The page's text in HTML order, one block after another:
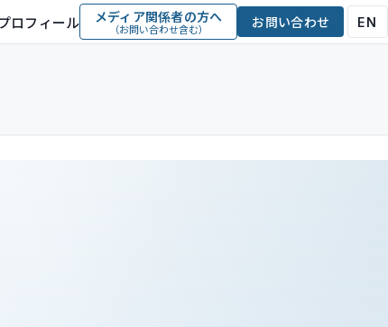
ロフィール メディア関係者の方へ
（お問い合わせ含む） お問い合わせ EN